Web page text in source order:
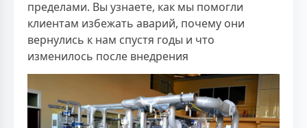
пределами. Вы узнаете, как мы помогли
клиентам избежать аварий, почему они
вернулись к нам спустя годы и что
изменилось после внедрения